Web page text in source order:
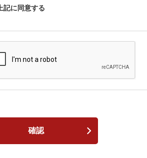
上記に同意する